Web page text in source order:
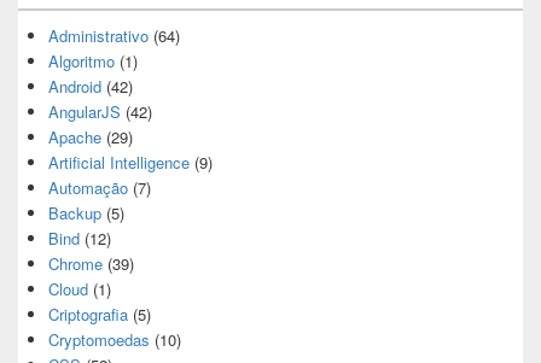
Administrativo (64)
Algoritmo (1)
Android (42)
AngularJS (42)
Apache (29)
Artificial Intelligence (9)
Automação (7)
Backup (5)
Bind (12)
Chrome (39)
Cloud (1)
Criptografia (5)
Cryptomoedas (10)